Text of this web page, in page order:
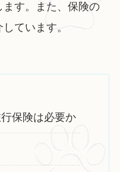
す。また、保険の
ています。
保険は必要か